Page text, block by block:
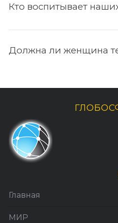
Кто воспитывает
Должна ли женщина
Главная
МИР